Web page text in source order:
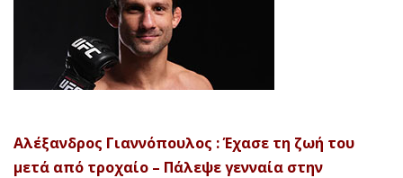
Αλέξανδρος Γιαννόπουλος : Έχασε τη ζωή του
μετά από τροχαίο – Πάλεψε γενναία στην